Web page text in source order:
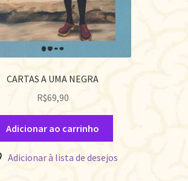
CARTAS A UMA NEGRA
R$69,90
Adicionar ao carrinho
Adicionar à lista de desejos